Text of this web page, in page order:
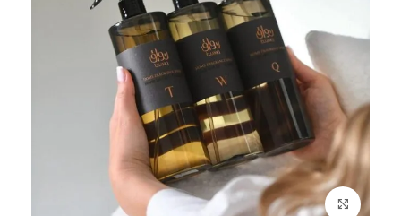
Click to enlarge